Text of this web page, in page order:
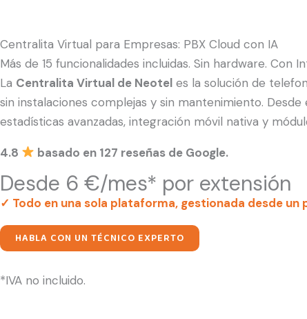
Centralita Virtual para Empresas: PBX Cloud con IA
Más de 15 funcionalidades incluidas. Sin hardware. Con
La Centralita Virtual de Neotel es la solución de
sin instalaciones complejas y sin mantenimiento.
estadísticas avanzadas, integración móvil nativa y
4.8 basado en 127 reseñas de Google.
Desde 6 €/mes* por extensión
✓ Todo en una sola plataforma, gestionada desde un
HABLA CON UN TÉCNICO EXPERTO
*IVA no incluido.